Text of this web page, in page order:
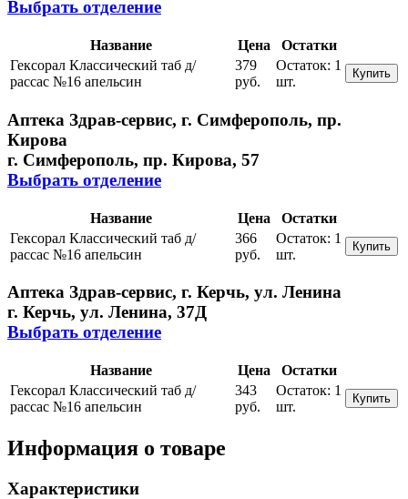
Выбрать отделение
Название Цена
Остатки
Гексорал Классический таб д/
рассас №16 апельсин
379
руб.
Остаток: 1
шт.
Купить
Аптека Здрав-сервис, г. Симферополь, пр.
Кирова
г. Симферополь, пр. Кирова, 57
Выбрать отделение
Название Цена
Остатки
Гексорал Классический таб д/
рассас №16 апельсин
366
руб.
Остаток: 1
шт.
Купить
Аптека Здрав-сервис, г. Керчь, ул. Ленина
г. Керчь, ул. Ленина, 37Д
Выбрать отделение
Название Цена
Остатки
Гексорал Классический таб д/
рассас №16 апельсин
343
руб.
Остаток: 1
шт.
Купить
Информация о товаре
Характеристики